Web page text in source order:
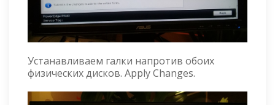
Устанавливаем галки напротив обоих
физических дисков. Apply Changes.